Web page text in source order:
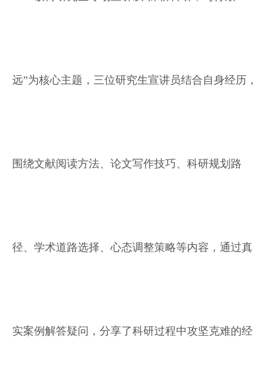
远”为核心主题，三位研究生宣讲员结合自身经历，
围绕文献阅读方法、论文写作技巧、科研规划路
径、学术道路选择、心态调整策略等内容，通过真
实案例解答疑问，分享了科研过程中攻坚克难的经